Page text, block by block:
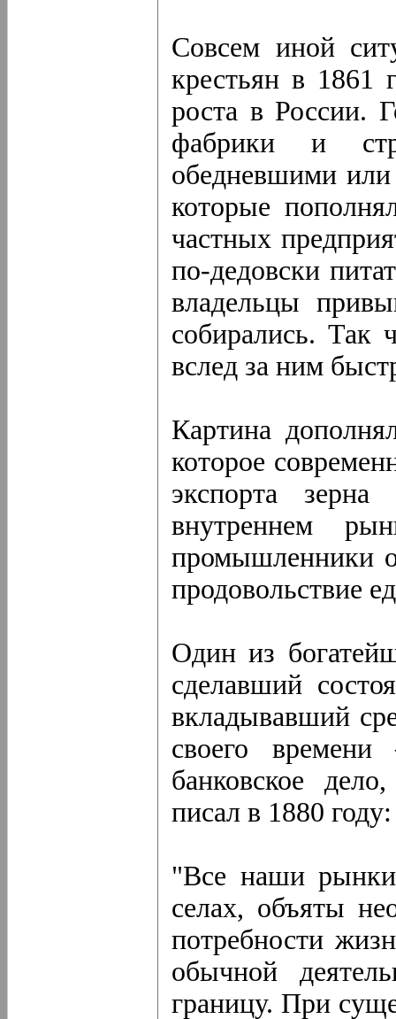
Совсем иной
крестьян в 1861
роста в России.
фабрики и
обедневшими или
которые
частных
по-дедовски
владельцы
собирались. Так
вслед за ним
Картина
которое
экспорта
внутреннем
промышленники
продовольствие
Один из
сделавший
вкладывавший
своего
банковское
писал в 1880 году:
"Все наши
селах, объяты
потребности
обычной
границу. При